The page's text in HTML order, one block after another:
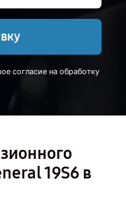
согласие на обработку
19S6 в